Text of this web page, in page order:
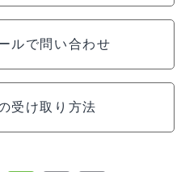
ルで問い合わせ
受け取り方法